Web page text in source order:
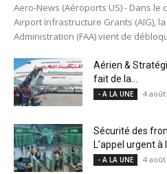
Aero-News (Aéroports US) - Dans
Airport Infrastructure Grants (AIG),
Administration (FAA) vient de
Aérien &
fait de la...
- A LA UNE 4 août
Sécurité des
L’appel urgent à
- A LA UNE 4 août